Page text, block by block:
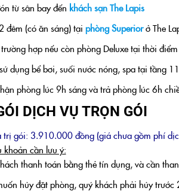
từ sân bay đến khách sạn The Lapis
đêm (có ăn sáng) tại phòng Superiorở The
hợp nếu còn phòng Deluxe tại thời
dụng bể bơi, suối nước nóng, spa tại tầng
phòng lúc 9h sáng và trả phòng lúc 6h
DỊCH VỤ TRỌN GÓI
trị gói: 3.910.000 đồng (giá chưa gồm phí
khoản cần lưu ý:
thanh toán bằng thẻ tín dụng, và cần
hủy đặt phòng, quý khách phải hủy